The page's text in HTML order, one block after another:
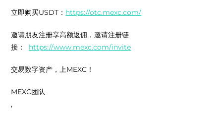
立即购买USDT： https://otc.mexc.com/
邀请朋友注册享高额返佣，邀请注册链
接： https://www.mexc.com/invite
交易数字资产，上MEXC！
MEXC团队
,